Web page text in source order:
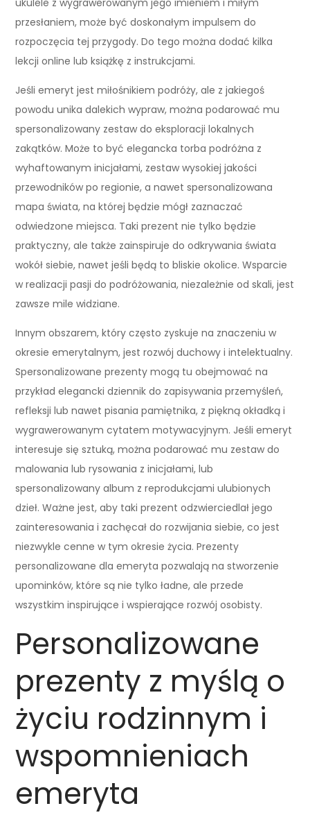
przesłaniem, może być doskonałym impulsem do
rozpoczęcia tej przygody. Do tego można dodać kilka
lekcji online lub książkę z instrukcjami.
Jeśli emeryt jest miłośnikiem podróży, ale z jakiegoś
powodu unika dalekich wypraw, można podarować mu
spersonalizowany zestaw do eksploracji lokalnych
zakątków. Może to być elegancka torba podróżna z
wyhaftowanym inicjałami, zestaw wysokiej jakości
przewodników po regionie, a nawet spersonalizowana
mapa świata, na której będzie mógł zaznaczać
odwiedzone miejsca. Taki prezent nie tylko będzie
praktyczny, ale także zainspiruje do odkrywania świata
wokół siebie, nawet jeśli będą to bliskie okolice. Wsparcie
w realizacji pasji do podróżowania, niezależnie od skali, jest
zawsze mile widziane.
Innym obszarem, który często zyskuje na znaczeniu w
okresie emerytalnym, jest rozwój duchowy i intelektualny.
Spersonalizowane prezenty mogą tu obejmować na
przykład elegancki dziennik do zapisywania przemyśleń,
refleksji lub nawet pisania pamiętnika, z piękną okładką i
wygrawerowanym cytatem motywacyjnym. Jeśli emeryt
interesuje się sztuką, można podarować mu zestaw do
malowania lub rysowania z inicjałami, lub
spersonalizowany album z reprodukcjami ulubionych
dzieł. Ważne jest, aby taki prezent odzwierciedlał jego
zainteresowania i zachęcał do rozwijania siebie, co jest
niezwykle cenne w tym okresie życia. Prezenty
personalizowane dla emeryta pozwalają na stworzenie
upominków, które są nie tylko ładne, ale przede
wszystkim inspirujące i wspierające rozwój osobisty.
Personalizowane
prezenty z myślą o
życiu rodzinnym i
wspomnieniach
emeryta